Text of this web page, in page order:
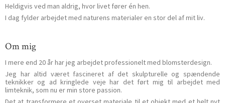
Heldigvis ved man aldrig, hvor livet fører én hen.
I dag fylder arbejdet med naturens materialer en stor del af mit liv.
Om mig
I mere end 20 år har jeg arbejdet professionelt med blomsterdesign.
Jeg har altid været fascineret af det skulpturelle og spændende
teknikker og ad kringlede veje har det ført mig til arbejdet med
limteknik, som nu er min store passion.